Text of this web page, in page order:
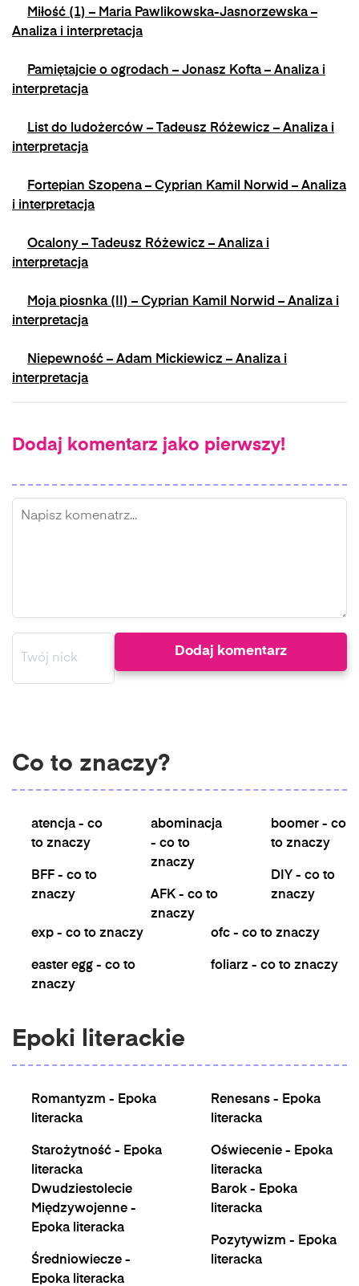
Miłość (1) – Maria Pawlikowska-Jasnorzewska –
Analiza i interpretacja
Pamiętajcie o ogrodach – Jonasz Kofta – Analiza i
interpretacja
List do ludożerców – Tadeusz Różewicz – Analiza i
interpretacja
Fortepian Szopena – Cyprian Kamil Norwid – Analiza
i interpretacja
Ocalony – Tadeusz Różewicz – Analiza i
interpretacja
Moja piosnka (II) – Cyprian Kamil Norwid – Analiza i
interpretacja
Niepewność – Adam Mickiewicz – Analiza i
interpretacja
Dodaj komentarz jako pierwszy!
Co to znaczy?
atencja - co
to znaczy
BFF - co to
znaczy
abominacja
- co to
znaczy
AFK - co to
znaczy
boomer - co
to znaczy
DIY - co to
znaczy
exp - co to znaczy
easter egg - co to
znaczy
ofc - co to znaczy
foliarz - co to znaczy
Epoki literackie
Romantyzm - Epoka
literacka
Starożytność - Epoka
literacka
Renesans - Epoka
literacka
Oświecenie - Epoka
literacka
Dwudziestolecie
Międzywojenne -
Epoka literacka
Średniowiecze -
Epoka literacka
Barok - Epoka
literacka
Pozytywizm - Epoka
literacka